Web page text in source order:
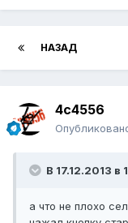
НАЗАД
4c4556
В 17.12.2013 в
а что не плохо